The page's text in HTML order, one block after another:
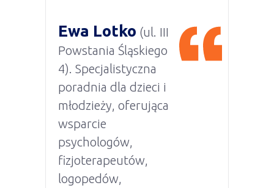
Ewa Lotko (ul. III
Powstania Śląskiego
4). Specjalistyczna
poradnia dla dzieci i
młodzieży, oferująca
wsparcie
psychologów,
fizjoterapeutów,
logopedów,